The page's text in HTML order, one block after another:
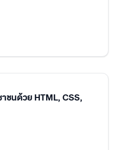
ชนด้วย HTML, CSS,